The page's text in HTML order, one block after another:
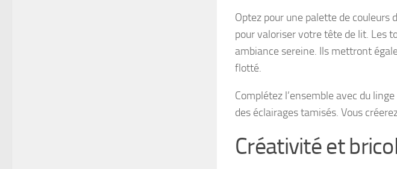
Optez pour une palette de couleurs
pour valoriser votre tête de lit. Les
ambiance sereine. Ils mettront
flotté.
Complétez l’ensemble avec du
des éclairages tamisés. Vous
Créativité et